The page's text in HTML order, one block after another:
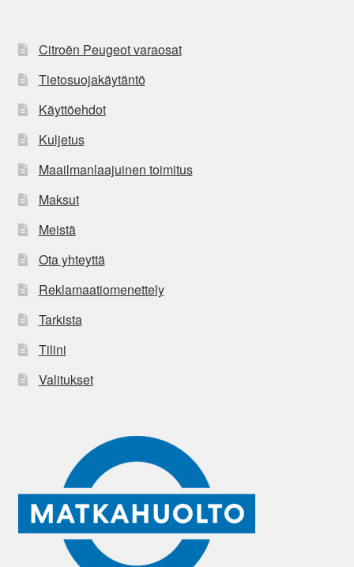
Citroën Peugeot varaosat
Tietosuojakäytäntö
Käyttöehdot
Kuljetus
Maailmanlaajuinen toimitus
Maksut
Meistä
Ota yhteyttä
Reklamaatiomenettely
Tarkista
Tilini
Valitukset